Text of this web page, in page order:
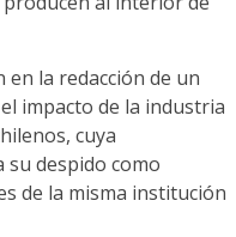
la redacción de un
impacto de la industria
cuya
despido como
de la misma institución